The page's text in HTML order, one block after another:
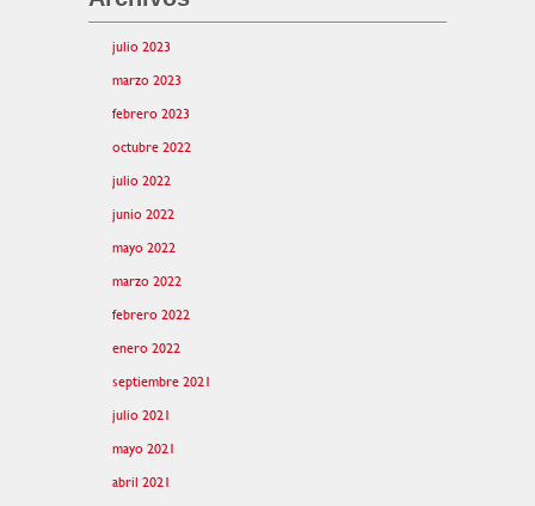
julio 2023
marzo 2023
febrero 2023
octubre 2022
julio 2022
junio 2022
mayo 2022
marzo 2022
febrero 2022
enero 2022
septiembre 2021
julio 2021
mayo 2021
abril 2021